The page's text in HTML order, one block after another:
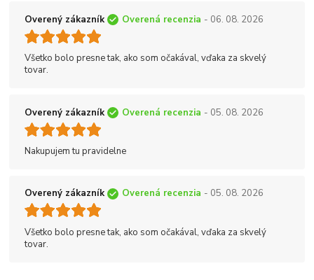
Overený zákazník Overená recenzia - 06. 08. 2026
Všetko bolo presne tak, ako som očakával, vďaka za skvelý
tovar.
Overený zákazník Overená recenzia - 05. 08. 2026
Nakupujem tu pravidelne
Overený zákazník Overená recenzia - 05. 08. 2026
Všetko bolo presne tak, ako som očakával, vďaka za skvelý
tovar.